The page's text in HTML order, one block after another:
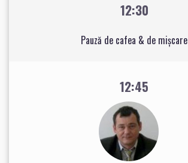
12:30
Pauză de cafea & de mișcare
12:45